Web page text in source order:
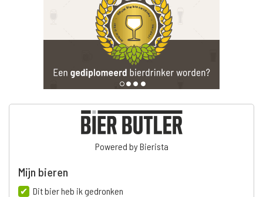
Powered by Bierista
Mijn bieren
Dit bier heb ik gedronken